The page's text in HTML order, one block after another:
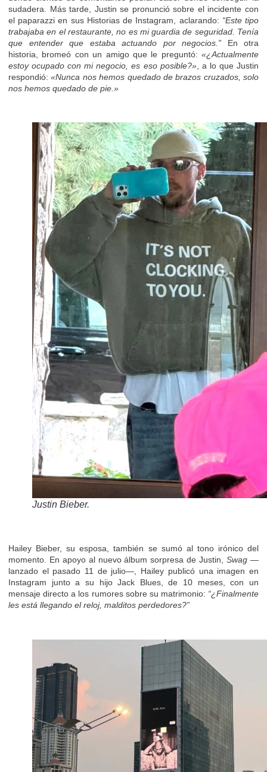
sudadera. Más tarde, Justin se pronunció sobre el incidente con
el paparazzi en sus Historias de Instagram, aclarando: “Este tipo
trabajaba en el restaurante, no es mi guardia de seguridad. Tenía
que entender que estaba actuando por negocios.” En otra
historia, bromeó con un amigo que le preguntó: «¿Actualmente
estoy ocupado con mi negocio, es eso posible?», a lo que Justin
respondió:«Nunca nos hemos quedado de brazos cruzados, solo
nos hemos quedado de pie.»
Justin Bieber.
Hailey Bieber, su esposa, también se sumó al tono irónico del
momento. En apoyo al nuevo álbum sorpresa de Justin,Swag —
lanzado el pasado 11 de julio—, Hailey publicó una imagen en
Instagram junto a su hijo Jack Blues, de 10 meses, con un
mensaje directo a los rumores sobre su matrimonio: “¿Finalmente
les está llegando el reloj, malditos perdedores?”